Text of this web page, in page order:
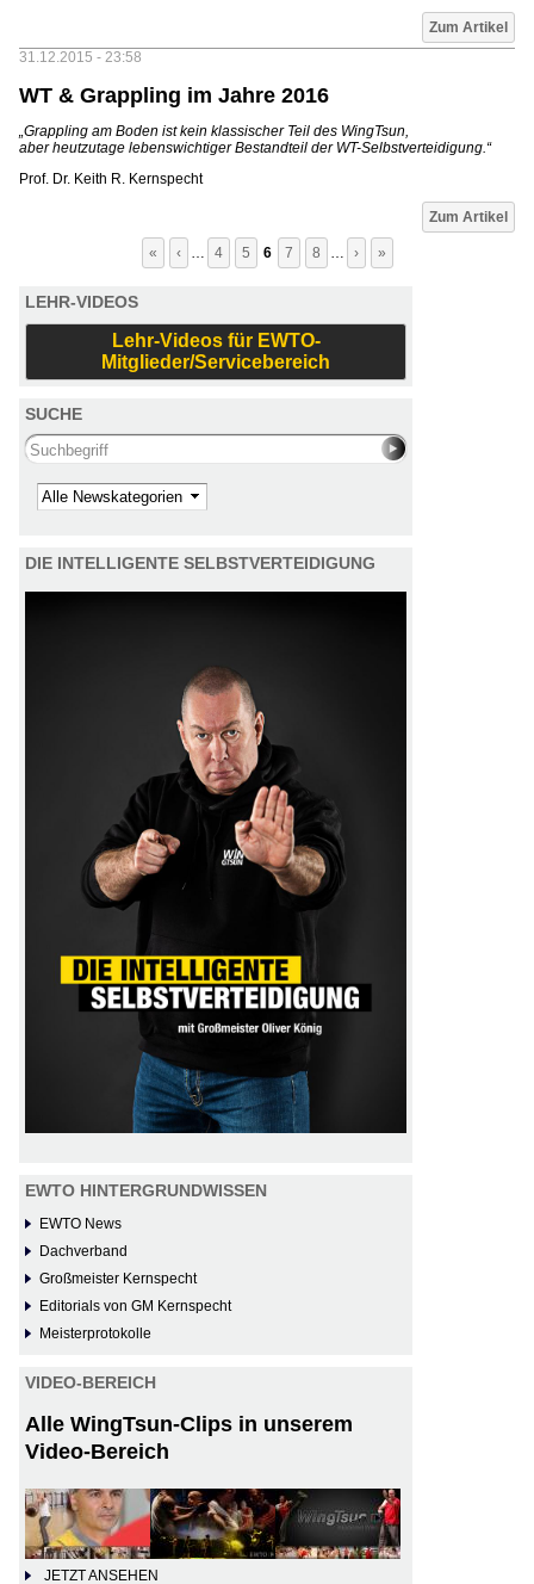
Zum Artikel
31.12.2015 - 23:58
WT & Grappling im Jahre 2016
„Grappling am Boden ist kein klassischer Teil des WingTsun,
aber heutzutage lebenswichtiger Bestandteil der WT-Selbstverteidigung.“
Prof. Dr. Keith R. Kernspecht
Zum Artikel
« ‹ … 4 5 6 7 8 … › »
LEHR-VIDEOS
Lehr-Videos für EWTO-
Mitglieder/Servicebereich
SUCHE
Search this site
Kategorie
DIE INTELLIGENTE SELBSTVERTEIDIGUNG
EWTO HINTERGRUNDWISSEN
EWTO News
Dachverband
Großmeister Kernspecht
Editorials von GM Kernspecht
Meisterprotokolle
VIDEO-BEREICH
Alle WingTsun-Clips in unserem
Video-Bereich
JETZT ANSEHEN